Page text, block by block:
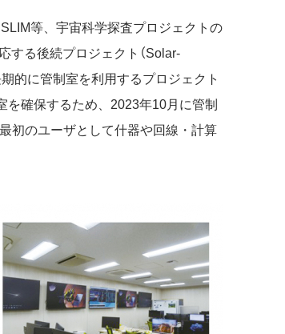
等、宇宙科学探査プロジェクトの
る後続プロジェクト（Solar-
的に管制室を利用するプロジェクト
確保するため、2023年10月に管制
初のユーザとして什器や回線・計算